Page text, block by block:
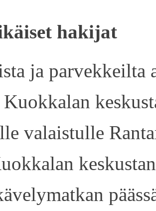
hakijat
ja parvekkeilta
valaistulle